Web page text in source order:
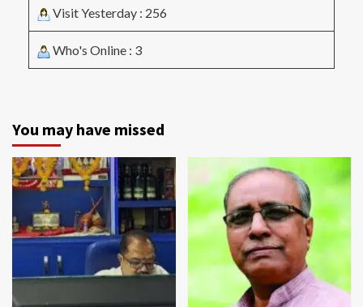
Visit Yesterday : 256
Who's Online : 3
You may have missed